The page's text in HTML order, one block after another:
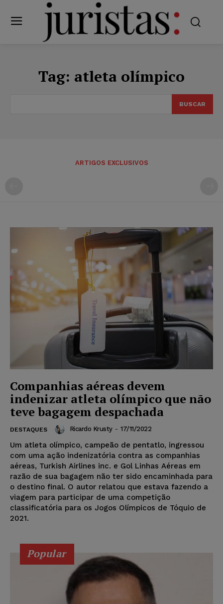
Tag: atleta olímpico
BUSCAR
ARTIGOS EXCLUSIVOS
Companhias aéreas devem
indenizar atleta olímpico que não
teve bagagem despachada
DESTAQUES Ricardo Krusty - 17/11/2022
Um atleta olímpico, campeão de pentatlo, ingressou
com uma ação indenizatória contra as companhias
aéreas, Turkish Airlines inc. e Gol Linhas Aéreas em
razão de sua bagagem não ter sido encaminhada para
o destino final. O autor relatou que estava fazendo a
viagem para participar de uma competição
classificatória para os Jogos Olímpicos de Tóquio de
2021.
Popular